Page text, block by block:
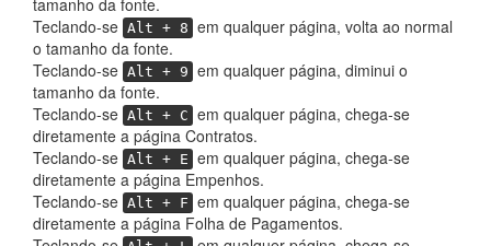
tamanho da fonte.
Teclando-se Alt + 8 em qualquer página, volta ao normal
o tamanho da fonte.
Teclando-se Alt + 9 em qualquer página, diminui o
tamanho da fonte.
Teclando-se Alt + C em qualquer página, chega-se
diretamente a página Contratos.
Teclando-se Alt + E em qualquer página, chega-se
diretamente a página Empenhos.
Teclando-se Alt + F em qualquer página, chega-se
diretamente a página Folha de Pagamentos.